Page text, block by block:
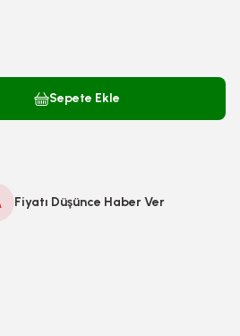
Sepete Ekle
Fiyatı Düşünce Haber Ver